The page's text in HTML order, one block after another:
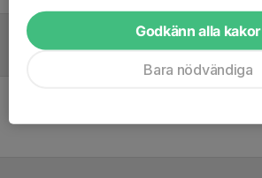
Godkänn alla kakor
Bara nödvändiga